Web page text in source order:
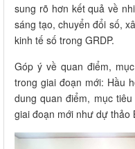
sung rõ hơn kết quả về
sáng tạo, chuyển đổi số,
kinh tế số trong GRDP.
Góp ý về quan điểm,
trong giai đoạn mới: Hầu
dung quan điểm, mục
giai đoạn mới như dự thảo